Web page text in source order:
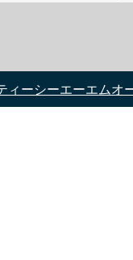
ィーシーエーエムオ